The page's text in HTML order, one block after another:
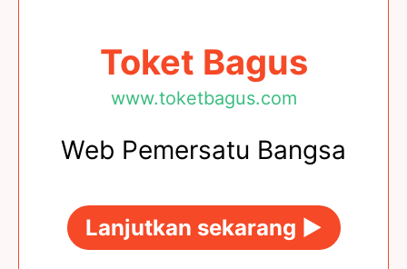
Toket Bagus
www.toketbagus.com
Web Pemersatu Bangsa
Lanjutkan sekarang ►